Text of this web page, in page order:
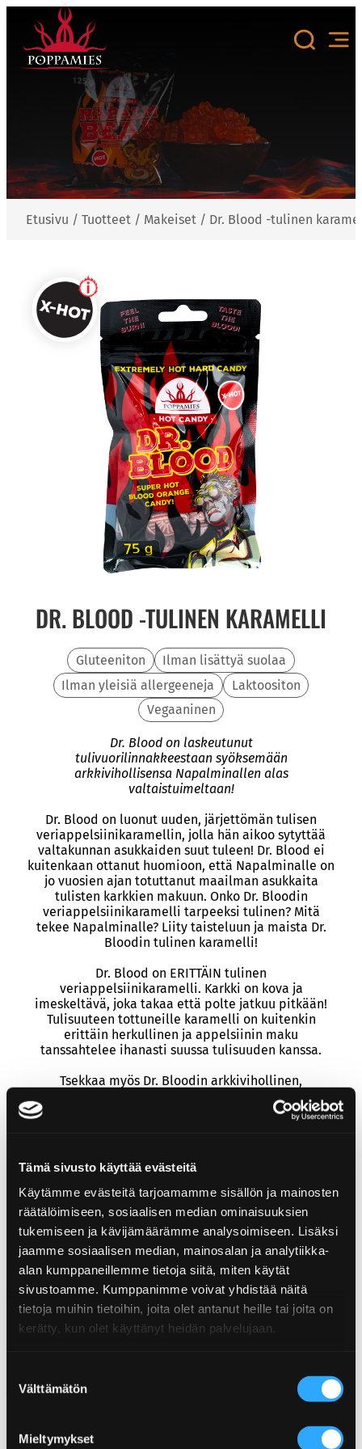
Tämä sivusto käyttää evästeitä
Käytämme evästeitä tarjoamamme sisällön ja mainosten
räätälöimiseen, sosiaalisen median ominaisuuksien
tukemiseen ja kävijämäärämme analysoimiseen. Lisäksi
jaamme sosiaalisen median, mainosalan ja analytiikka-
alan kumppaneillemme tietoja siitä, miten käytät
sivustoamme. Kumppanimme voivat yhdistää näitä
tietoja muihin tietoihin, joita olet antanut heille tai joita on
kerätty, kun olet käyttänyt heidän palvelujaan.
valinta
Välttämätön
Mieltymykset
sisältöön
Etusivu / Tuotteet / Makeiset / Dr. Blood -tulinen
DR. BLOOD -TULINEN KARAMELLI
Gluteeniton
Ilman lisättyä suolaa
Ilman yleisiä allergeeneja
Laktoositon
Vegaaninen
Dr. Blood on laskeutunut
tulivuorilinnakkeestaan syöksemään
arkkivihollisensa Napalminallen alas
valtaistuimeltaan!
Dr. Blood on luonut uuden, järjettömän tulisen
veriappelsiinikaramellin, jolla hän aikoo sytyttää
valtakunnan asukkaiden suut tuleen! Dr. Blood ei
kuitenkaan ottanut huomioon, että Napalminalle on
jo vuosien ajan totuttanut maailman asukkaita
tulisten karkkien makuun. Onko Dr. Bloodin
veriappelsiinikaramelli tarpeeksi tulinen? Mitä
tekee Napalminalle? Liity taisteluun ja maista Dr.
Bloodin tulinen karamelli!
Dr. Blood on ERITTÄIN tulinen
veriappelsiinikaramelli. Karkki on kova ja
imeskeltävä, joka takaa että polte jatkuu pitkään!
Tulisuuteen tottuneille karamelli on kuitenkin
erittäin herkullinen ja appelsiinin maku
tanssahtelee ihanasti suussa tulisuuden kanssa.
Tsekkaa myös Dr. Bloodin arkkivihollinen,
Ainesosat
Sokeri, glukoosisiirappi, happamuudensäätöaine
(sitruunahappo), luontainen aromi (appelsiiniöljy),
luontainen chiliuute, punajuurimehutiiviste.
Ravintosisältö
Energiaa
– josta tyydyttyneitä